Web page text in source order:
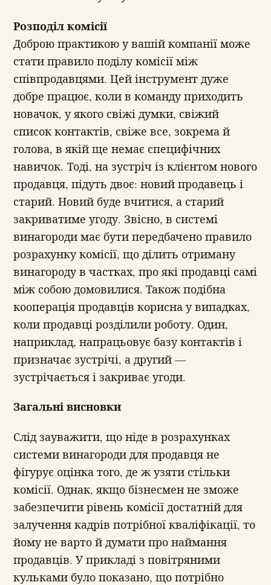
Розподіл комісії
Доброю практикою у вашій компанії може
стати правило поділу комісії між
співпродавцями. Цей інструмент дуже
добре працює, коли в команду приходить
новачок, у якого свіжі думки, свіжий
список контактів, свіже все, зокрема й
голова, в якій ще немає специфічних
навичок. Тоді, на зустріч із клієнтом нового
продавця, підуть двоє: новий продавець і
старий. Новий буде вчитися, а старий
закриватиме угоду. Звісно, в системі
винагороди має бути передбачено правило
розрахунку комісії, що ділить отриману
винагороду в частках, про які продавці самі
між собою домовилися. Також подібна
кооперація продавців корисна у випадках,
коли продавці розділили роботу. Один,
наприклад, напрацьовує базу контактів і
призначає зустрічі, а другий —
зустрічається і закриває угоди.
Загальні висновки
Слід зауважити, що ніде в розрахунках
системи винагороди для продавця не
фігурує оцінка того, де ж узяти стільки
комісії. Однак, якщо бізнесмен не зможе
забезпечити рівень комісії достатній для
залучення кадрів потрібної кваліфікації, то
йому не варто й думати про наймання
продавців. У прикладі з повітряними
кульками було показано, що потрібно